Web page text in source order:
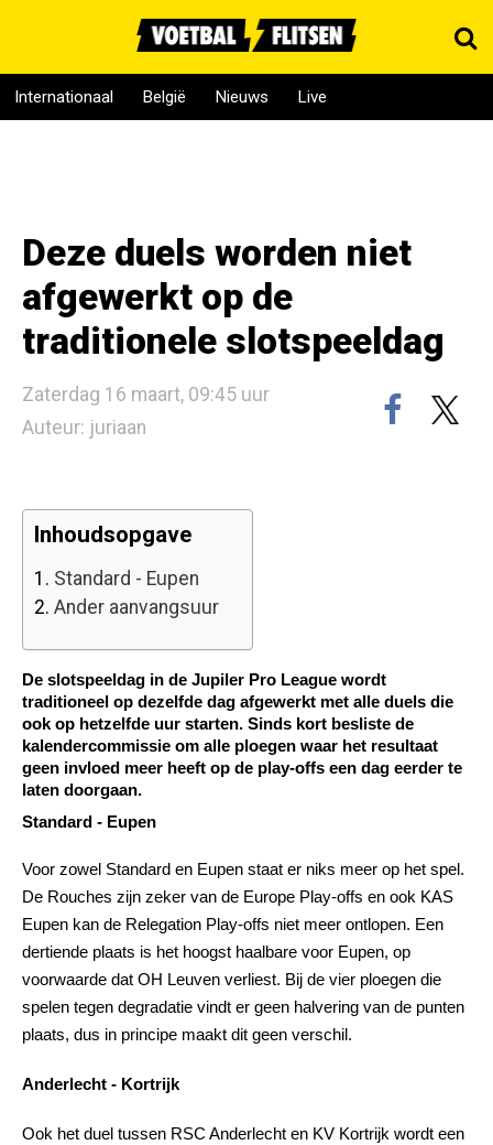
Internationaal België Nieuws Live
Deze duels worden niet
afgewerkt op de
traditionele slotspeeldag
Zaterdag 16 maart, 09:45 uur
Auteur: juriaan
Inhoudsopgave
1. Standard - Eupen
2. Ander aanvangsuur
De slotspeeldag in de Jupiler Pro League wordt
traditioneel op dezelfde dag afgewerkt met alle duels die
ook op hetzelfde uur starten. Sinds kort besliste de
kalendercommissie om alle ploegen waar het resultaat
geen invloed meer heeft op de play-offs een dag eerder te
laten doorgaan.
Standard - Eupen
Voor zowel Standard en Eupen staat er niks meer op het spel.
De Rouches zijn zeker van de Europe Play-offs en ook KAS
Eupen kan de Relegation Play-offs niet meer ontlopen. Een
dertiende plaats is het hoogst haalbare voor Eupen, op
voorwaarde dat OH Leuven verliest. Bij de vier ploegen die
spelen tegen degradatie vindt er geen halvering van de punten
plaats, dus in principe maakt dit geen verschil.
Anderlecht - Kortrijk
Ook het duel tussen RSC Anderlecht en KV Kortrijk wordt een